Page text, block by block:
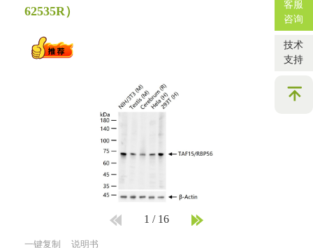
62535R）
1 / 16
一键复制 说明书
客服
咨询
技术
支持